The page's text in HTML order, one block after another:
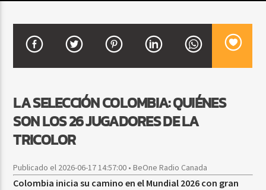
CURRENT SHOW
FIESTA DJ MIX
9:00 PM 12:00 AM
Beone Radio
LA SELECCIÓN COLOMBIA: QUIÉNES
SON LOS 26 JUGADORES DE LA
TRICOLOR
Publicado el 2026-06-17 14:57:00 • BeOne Radio Canada
Colombia inicia su camino en el Mundial 2026 con gran